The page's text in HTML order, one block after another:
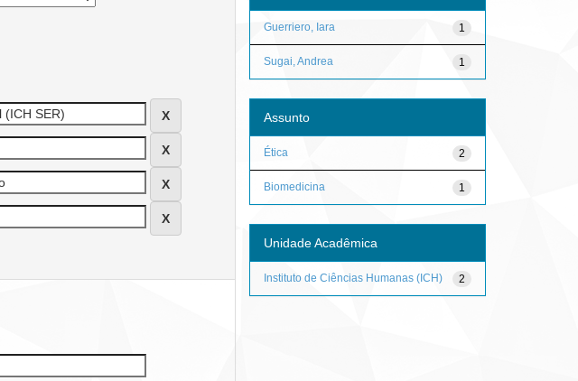
1
Guerriero, Iara
1
Sugai, Andrea
Assunto
2
Ética
1
Biomedicina
Unidade Acadêmica
2
Instituto de Ciências Humanas (ICH)